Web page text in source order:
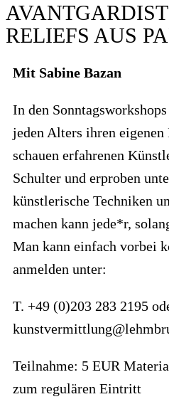
RELIEFS AUS
Mit Sabine Bazan
In den
jeden Alters ihren eigenen
schauen erfahrenen
Schulter und erproben
künstlerische Techniken
machen kann jede*r,
Man kann einfach vorbei
anmelden unter:
T. +49 (0)203 283 2195
Teilnahme: 5 EUR
zum regulären Eintritt